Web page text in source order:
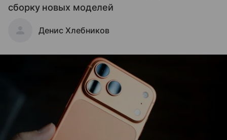
сборку новых моделей
Денис Хлебников